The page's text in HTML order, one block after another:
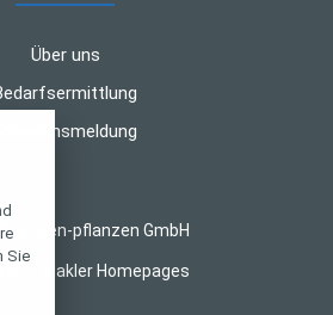
Über uns
Schadensmeldung
pflanzen GmbH
Makler Homepages
Sie